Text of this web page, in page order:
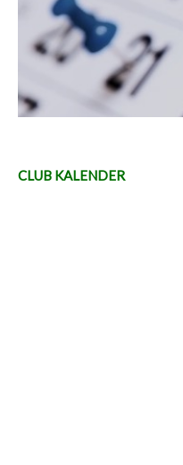
CLUB KALENDER